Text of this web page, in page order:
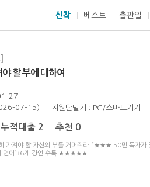
신착 베스트 출판일
할 부에 대하여
27
07-15)
지원단말기 : PC/스마트기기
누적대출 2 추천 0
가져야 할 자신의 부를 거머쥐라!”★★★ 50만 독자가
언어’36개 강연 수록 ★★★★★